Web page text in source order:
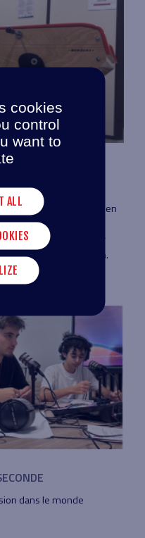
POUR
CANCER
acteur de référence en
autour
la recherche, améliorer
renforcer la prévention.
dans le monde
cookies
control
want to
ALL